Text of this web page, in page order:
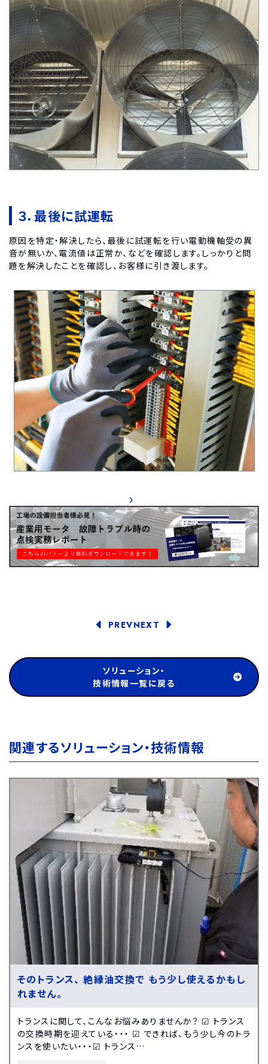
３．最後に試運転
原因を特定・解決したら、最後に試運転を行い電動機軸受の異
音が無いか、電流値は正常か、などを確認します。しっかりと問
題を解決したことを確認し、お客様に引き渡します。
PREVNEXT
ソリューション・
技術情報一覧に戻る
関連するソリューション・技術情報
そのトランス、 絶縁油交換で もう少し使えるかもし
れません。
トランスに関して、こんなお悩みありませんか？ ☑ トランス
の交換時期を迎えている・・・ ☑ できれば、もう少し今のトラ
ンスを使いたい・・・☑ トランス…